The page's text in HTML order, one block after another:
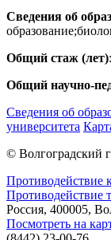
Сведения об
Общий стаж (лет)
Общий научно-
Сведения об
университета
© Волгоградский
Противодействие
Противодействие
Россия, 400005,
Посмотреть на